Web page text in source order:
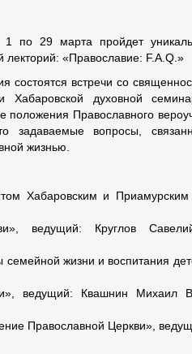
по 29 марта пройдет
лекторий: «Православие: F.A.Q.»
состоятся встречи со
Хабаровской духовной
положения Православного
задаваемые вопросы,
жизнью.
Хабаровским и
ведущий: Круглов
семейной жизни и воспитания
ведущий: Квашнин Михаил
Православной Церкви»,